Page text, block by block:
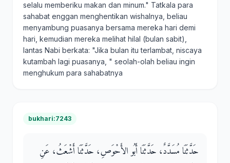
selalu memberiku makan dan minum." Tatkala para
sahabat enggan menghentikan wishalnya, beliau
menyambung puasanya bersama mereka hari demi
hari, kemudian mereka melihat hilal (bulan sabit),
lantas Nabi berkata: "Jika bulan itu terlambat, niscaya
kutambah lagi puasanya, " seolah-olah beliau ingin
menghukum para sahabatnya
bukhari:7243
حَدَّثَنَا مُسَدَّدٌ، حَدَّثَنَا أَبُو الأَحْوَصِ، حَدَّثَنَا أَشْعَثُ، عَنِ